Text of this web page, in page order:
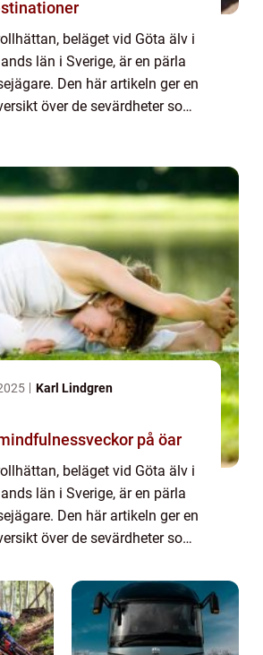
beläget vid Göta älv i
län i Sverige, är en pärla
Den här artikeln ger en
över de sevärdheter som
Karl Lindgren
på öar
beläget vid Göta älv i
län i Sverige, är en pärla
Den här artikeln ger en
över de sevärdheter som
popularitet...